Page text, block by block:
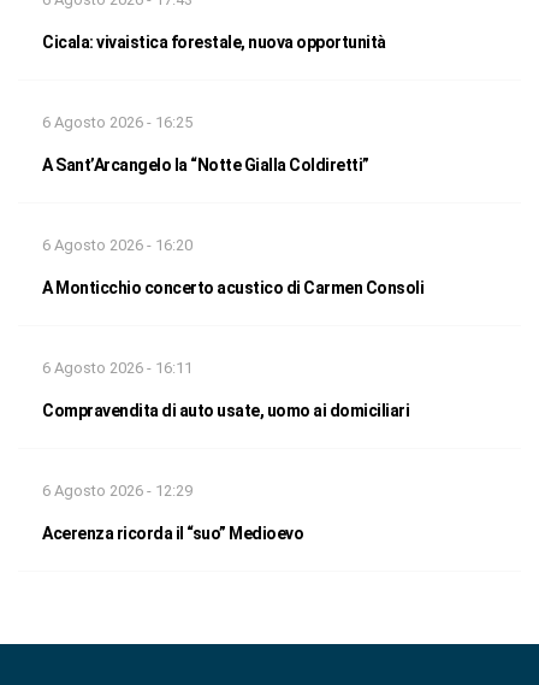
Cicala: vivaistica forestale, nuova opportunità
6 Agosto 2026 - 16:25
A Sant’Arcangelo la “Notte Gialla Coldiretti”
6 Agosto 2026 - 16:20
A Monticchio concerto acustico di Carmen Consoli
6 Agosto 2026 - 16:11
Compravendita di auto usate, uomo ai domiciliari
6 Agosto 2026 - 12:29
Acerenza ricorda il “suo” Medioevo